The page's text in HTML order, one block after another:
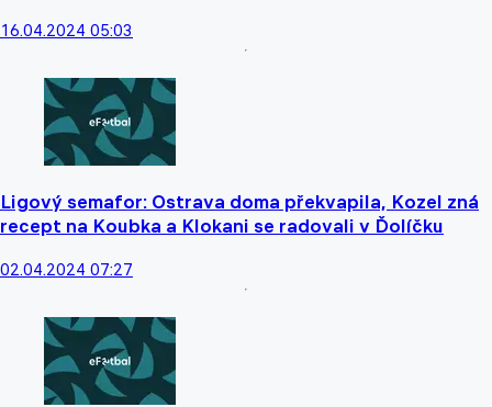
16.04.2024 05:03
Ligový semafor: Ostrava doma překvapila, Kozel zná
recept na Koubka a Klokani se radovali v Ďolíčku
02.04.2024 07:27